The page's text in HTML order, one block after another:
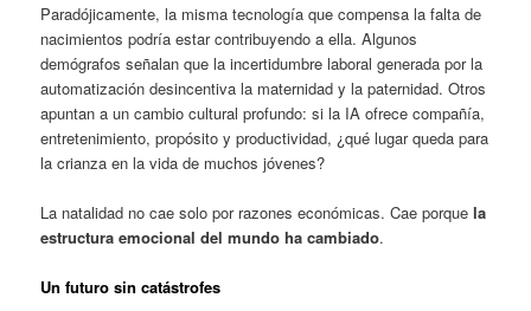
Paradójicamente, la misma tecnología que compensa la falta de
nacimientos podría estar contribuyendo a ella. Algunos
demógrafos señalan que la incertidumbre laboral generada por la
automatización desincentiva la maternidad y la paternidad. Otros
apuntan a un cambio cultural profundo: si la IA ofrece compañía,
entretenimiento, propósito y productividad, ¿qué lugar queda para
la crianza en la vida de muchos jóvenes?
La natalidad no cae solo por razones económicas. Cae porquela
estructura emocional del mundo ha cambiado.
Un futuro sin catástrofes